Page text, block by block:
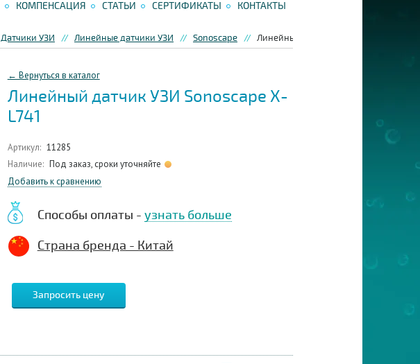
КОМПЕНСАЦИЯ СТАТЬИ СЕРТИФИКАТЫ КОНТАКТЫ
Датчики УЗИ Линейные датчики УЗИ Sonoscape Линейный датчик УЗИ Sonoscape X-
← Вернуться в каталог
Линейный датчик УЗИ Sonoscape X-
L741
Артикул: 11285
Наличие: Под заказ, сроки уточняйте
Добавить к сравнению
Способы оплаты - узнать больше
Страна бренда - Китай
Запросить цену